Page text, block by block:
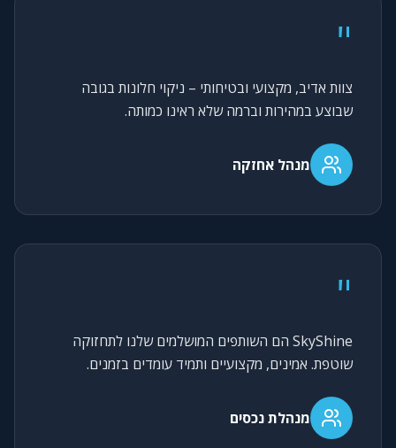
"
צוות אדיב, מקצועי ובטיחותי – ניקוי חלונות בגובה
שבוצע במהירות וברמה שלא ראינו כמותה.
מנהל אחזקה
"
SkyShine הם השותפים המושלמים שלנו לתחזוקה
שוטפת. אמינים, מקצועיים ותמיד עומדים בזמנים.
מנהלת נכסים